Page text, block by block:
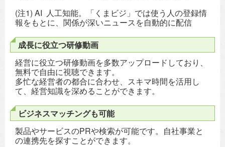
(注1) AI 人工知能。「くまビジ」では使う人の登録情
報をもとに、関係が深いニュースを自動的に配信
成長に役立つ研修動画
経営に役立つ研修動画を多数アップロードしており、
無料で自由に視聴できます。
多忙な経営者の都合に合わせ、スキマ時間を活用し
て、経営知識を深めることができます。
ビジネスマッチングも可能
製品やサービスのPRや検索が可能です。自社事業と
の連携先を探すことができます。